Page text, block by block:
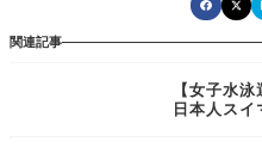
関連記事
【女子水
日本人スイ